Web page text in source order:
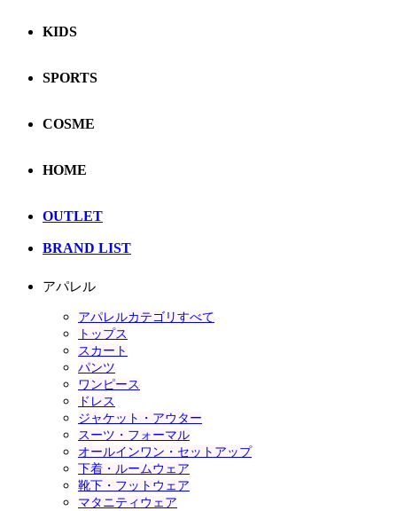
KIDS
SPORTS
COSME
HOME
OUTLET
BRAND LIST
アパレル
アパレルカテゴリすべて
トップス
スカート
パンツ
ワンピース
ドレス
ジャケット・アウター
スーツ・フォーマル
オールインワン・セットアップ
下着・ルームウェア
靴下・フットウェア
マタニティウェア